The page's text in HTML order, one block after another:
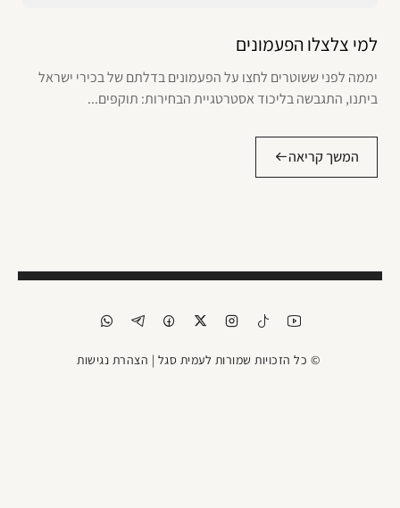
למי צלצלו הפעמונים
יממה לפני ששוטרים לחצו על הפעמונים בדלתם של בכירי ישראל
ביתנו, התגבשה בליכוד אסטרטגיית הבחירות: תוקפים...
המשך קריאה
© כל הזכויות שמורות לעמית סגל | הצהרת נגישות